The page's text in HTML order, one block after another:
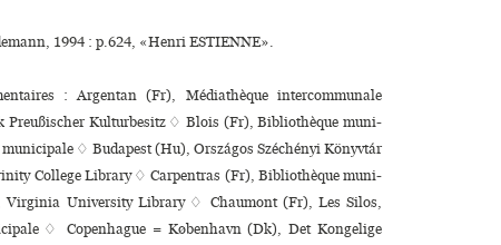
1994 : p.624, «Henri ESTIENNE».
: Argentan (Fr), Médiathèque intercommunale
Kulturbesitz ♢ Blois (Fr), Bibliothèque muni­
♢ Budapest (Hu), Országos Széchényi Könyvtár
College Library ♢ Carpentras (Fr), Bibliothèque muni­
University Library ♢ Chaumont (Fr), Les Silos,
♢ Copenhague = København (Dk), Det Kongelige